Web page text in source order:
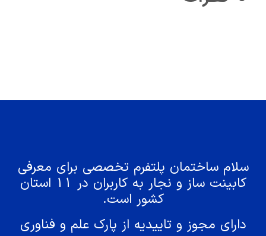
سلام ساختمان پلتفرم تخصصی برای معرفی
کابینت ساز و نجار به کاربران در 11 استان
کشور است.
دارای مجوز و تاییدیه از پارک علم و فناوری